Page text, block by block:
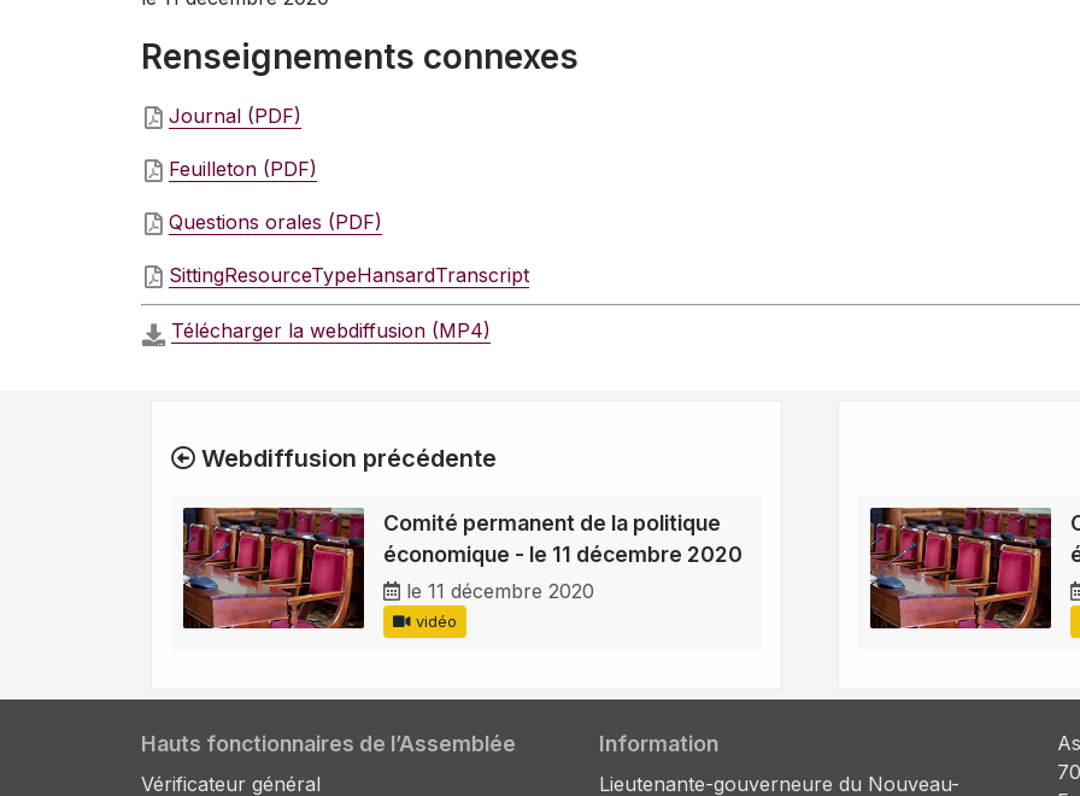
Renseignements connexes
Journal (PDF)
Feuilleton (PDF)
Questions orales (PDF)
SittingResourceTypeHansardTranscript
Télécharger la webdiffusion (MP4)
Webdiffusion précédente
Comité permanent de la politique
économique - le 11 décembre 2020
le 11 décembre 2020
vidéo
Hauts fonctionnaires de l’Assemblée
Vérificateur général
Information
Lieutenante-gouverneure du Nouveau-